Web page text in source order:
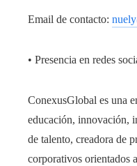
Email de contacto:
• Presencia en redes
ConexusGlobal es una
educación, innovación,
de talento, creadora de
corporativos orientados